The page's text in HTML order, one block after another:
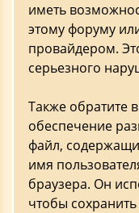
иметь
этому форуму
провайдером.
серьезного
Также обратите
обеспечение
файл,
имя
браузера. Он
чтобы